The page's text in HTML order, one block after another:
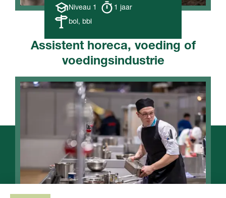
Opleiding
Niveau 1
Opleiding
duur
1 jaar
Leerweg
bol, bbl
Assistent horeca, voeding of
voedingsindustrie